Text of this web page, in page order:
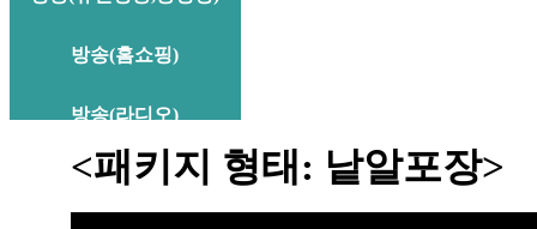
방송(홈쇼핑)
방송(라디오)
<패키지 형태: 낱알포장>